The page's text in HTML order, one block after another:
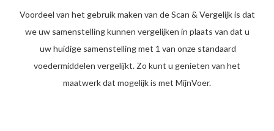
Voordeel van het gebruik maken van de Scan & Vergelijk is dat
we uw samenstelling kunnen vergelijken in plaats van dat u
uw huidige samenstelling met 1 van onze standaard
voedermiddelen vergelijkt. Zo kunt u genieten van het
maatwerk dat mogelijk is met MijnVoer.